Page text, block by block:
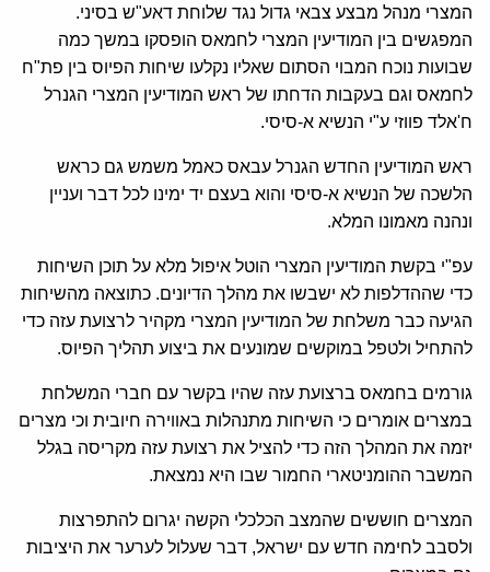
המצרי מנהל מבצע צבאי גדול נגד שלוחת דאע"ש בסיני.
המפגשים בין המודיעין המצרי לחמאס הופסקו במשך כמה
שבועות נוכח המבוי הסתום שאליו נקלעו שיחות הפיוס בין פת"ח
לחמאס וגם בעקבות הדחתו של ראש המודיעין המצרי הגנרל
ח'אלד פווזי ע"י הנשיא א-סיסי.
ראש המודיעין החדש הגנרל עבאס כאמל משמש גם כראש
הלשכה של הנשיא א-סיסי והוא בעצם יד ימינו לכל דבר ועניין
ונהנה מאמונו המלא.
עפ"י בקשת המודיעין המצרי הוטל איפול מלא על תוכן השיחות
כדי שההדלפות לא ישבשו את מהלך הדיונים. כתוצאה מהשיחות
הגיעה כבר משלחת של המודיעין המצרי מקהיר לרצועת עזה כדי
להתחיל ולטפל במוקשים שמונעים את ביצוע תהליך הפיוס.
גורמים בחמאס ברצועת עזה שהיו בקשר עם חברי המשלחת
במצרים אומרים כי השיחות מתנהלות באווירה חיובית וכי מצרים
יזמה את המהלך הזה כדי להציל את רצועת עזה מקריסה בגלל
המשבר ההומניטארי החמור שבו היא נמצאת.
המצרים חוששים שהמצב הכלכלי הקשה יגרום להתפרצות
ולסבב לחימה חדש עם ישראל, דבר שעלול לערער את היציבות